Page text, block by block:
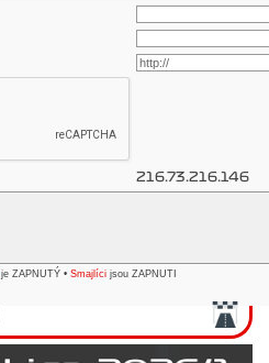
216.73.216.146
je ZAPNUTÝ • Smajlíci jsou ZAPNUTI